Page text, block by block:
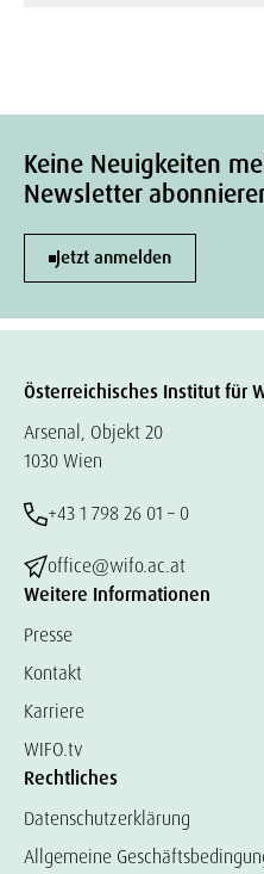
Keine Neuigkeiten
Newsletter
Jetzt anmelden
Österreichisches Institut für
Arsenal, Objekt 20
1030 Wien
+43 1 798 26 01 – 0
office@wifo.ac.at
Weitere Informationen
Presse
Kontakt
Karriere
WIFO.tv
Rechtliches
Datenschutzerklärung
Allgemeine